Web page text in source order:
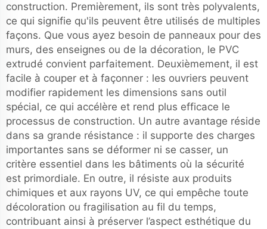
construction. Premièrement, ils sont très polyvalents,
ce qui signifie qu'ils peuvent être utilisés de multiples
façons. Que vous ayez besoin de panneaux pour des
murs, des enseignes ou de la décoration, le PVC
extrudé convient parfaitement. Deuxièmement, il est
facile à couper et à façonner : les ouvriers peuvent
modifier rapidement les dimensions sans outil
spécial, ce qui accélère et rend plus efficace le
processus de construction. Un autre avantage réside
dans sa grande résistance : il supporte des charges
importantes sans se déformer ni se casser, un
critère essentiel dans les bâtiments où la sécurité
est primordiale. En outre, il résiste aux produits
chimiques et aux rayons UV, ce qui empêche toute
décoloration ou fragilisation au fil du temps,
contribuant ainsi à préserver l’aspect esthétique du